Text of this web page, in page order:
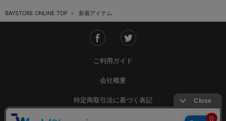
BAYSTORE ONLINE TOP 新着アイテム
ご利用ガイド
会社概要
特定商取引法に基づく表記